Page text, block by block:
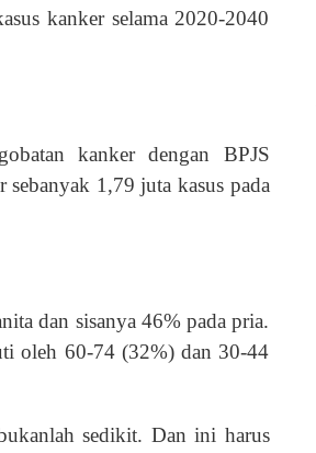
kanker selama 2020-2040
kanker dengan BPJS
1,79 juta kasus pada
dan sisanya 46% pada pria.
oleh 60-74 (32%) dan 30-44
sedikit. Dan ini harus